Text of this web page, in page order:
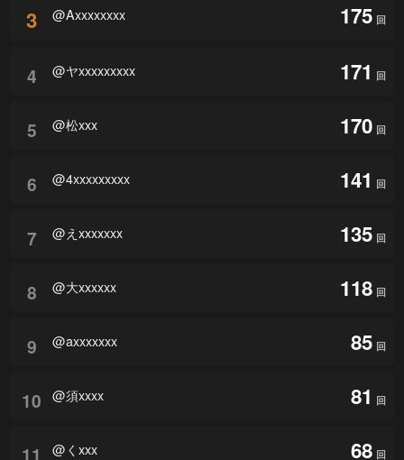
3 @Axxxxxxxx 175 回
4 @ヤxxxxxxxxx 171 回
5 @松xxx 170 回
6 @4xxxxxxxxx 141 回
7 @えxxxxxxx 135 回
8 @大xxxxxx 118 回
9 @axxxxxxx 85 回
10 @須xxxx 81 回
11 @くxxx 68 回